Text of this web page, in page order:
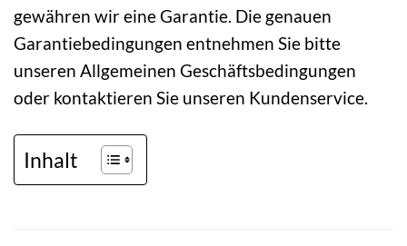
gewähren wir eine Garantie. Die genauen
Garantiebedingungen entnehmen Sie bitte
unseren Allgemeinen Geschäftsbedingungen
oder kontaktieren Sie unseren Kundenservice.
Inhalt